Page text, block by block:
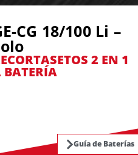
CG 18/100 Li –
2 EN 1
BATERÍA
Guía de Baterías